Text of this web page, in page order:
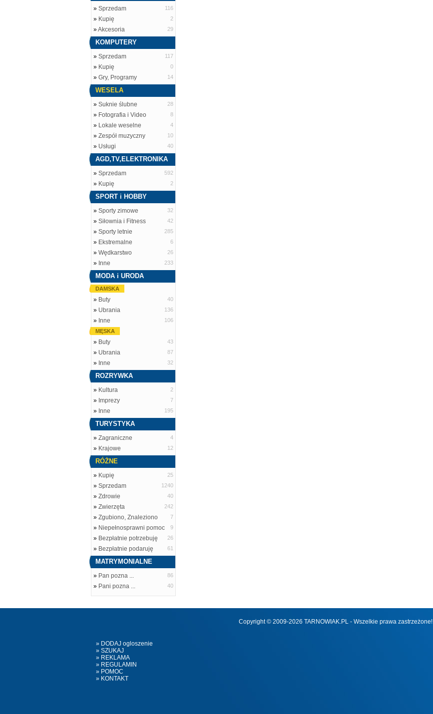
» Sprzedam 116
» Kupię 2
»Akcesoria 29
KOMPUTERY
» Sprzedam 117
» Kupię 0
» Gry, Programy 14
WESELA
» Suknie ślubne 28
» Fotografia i Video 8
» Lokale weselne 4
» Zespół muzyczny 10
» Usługi 40
AGD,TV,ELEKTRONIKA
» Sprzedam 592
» Kupię 2
SPORT i HOBBY
» Sporty zimowe 32
» Siłownia i Fitness 42
» Sporty letnie 285
» Ekstremalne 6
» Wędkarstwo 26
» Inne 233
MODA i URODA
DAMSKA
» Buty 40
» Ubrania 136
» Inne
106
MĘSKA
» Buty 43
» Ubrania 87
» Inne 32
ROZRYWKA
» Kultura 2
» Imprezy 7
» Inne 195
TURYSTYKA
» Zagraniczne 4
» Krajowe 12
RÓŻNE
» Kupię 25
» Sprzedam 1240
» Zdrowie 40
» Zwierzęta 242
» Zgubiono, Znaleziono 7
» Niepełnosprawni pomoc 9
» Bezpłatnie potrzebuję 26
» Bezpłatnie podaruję 61
MATRYMONIALNE
» Pan pozna ... 86
» Pani pozna ... 40
Copyright © 2009-2026 TARNOWIAK.PL - Wszelkie prawa zastrzeżone!
» DODAJ ogloszenie
» SZUKAJ
» REKLAMA
» REGULAMIN
» POMOC
» KONTAKT